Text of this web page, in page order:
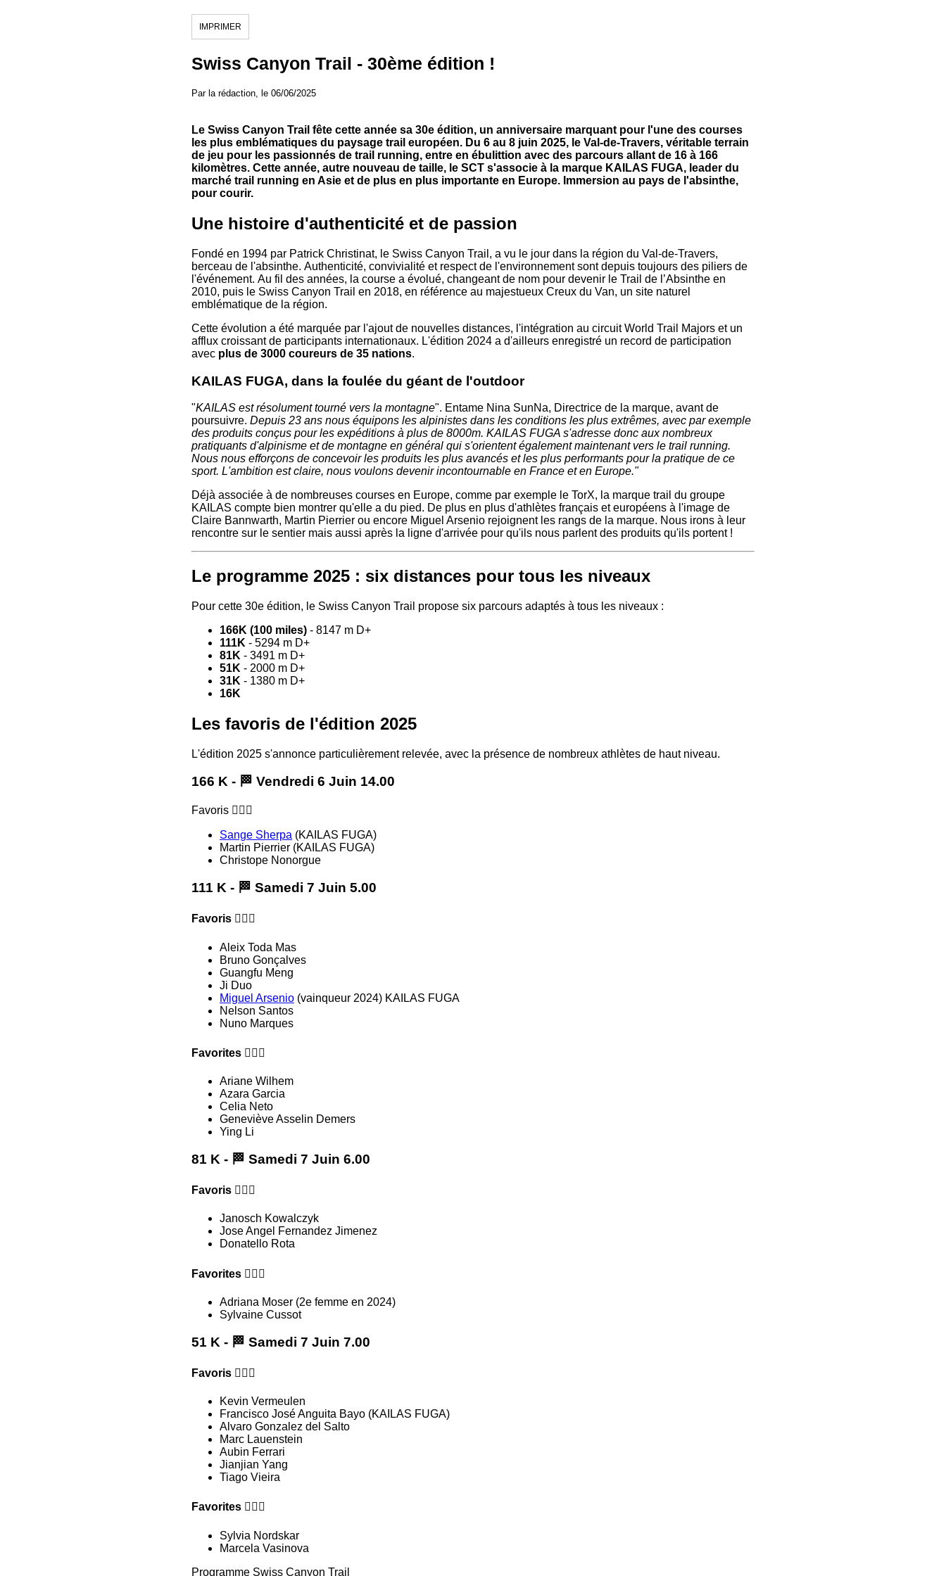
IMPRIMER
Swiss Canyon Trail - 30ème édition !
Par la rédaction, le 06/06/2025
Le Swiss Canyon Trail fête cette année sa 30e édition, un anniversaire marquant pour l'une des courses
les plus emblématiques du paysage trail européen. Du 6 au 8 juin 2025, le Val-de-Travers, véritable terrain
de jeu pour les passionnés de trail running, entre en ébulittion avec des parcours allant de 16 à 166
kilomètres. Cette année, autre nouveau de taille, le SCT s'associe à la marque KAILAS FUGA, leader du
marché trail running en Asie et de plus en plus importante en Europe. Immersion au pays de l'absinthe,
pour courir.
Une histoire d'authenticité et de passion
Fondé en 1994 par Patrick Christinat, le Swiss Canyon Trail, a vu le jour dans la région du Val-de-Travers,
berceau de l'absinthe. Authenticité, convivialité et respect de l'environnement sont depuis toujours des piliers de
l'événement. Au fil des années, la course a évolué, changeant de nom pour devenir le Trail de l’Absinthe en
2010, puis le Swiss Canyon Trail en 2018, en référence au majestueux Creux du Van, un site naturel
emblématique de la région.
Cette évolution a été marquée par l'ajout de nouvelles distances, l'intégration au circuit World Trail Majors et un
afflux croissant de participants internationaux. L'édition 2024 a d'ailleurs enregistré un record de participation
avec plus de 3000 coureurs de 35 nations.
KAILAS FUGA, dans la foulée du géant de l'outdoor
"KAILAS est résolument tourné vers la montagne". Entame Nina SunNa, Directrice de la marque, avant de
poursuivre. Depuis 23 ans nous équipons les alpinistes dans les conditions les plus extrêmes, avec par exemple
des produits conçus pour les expéditions à plus de 8000m. KAILAS FUGA s'adresse donc aux nombreux
pratiquants d'alpinisme et de montagne en général qui s'orientent également maintenant vers le trail running.
Nous nous efforçons de concevoir les produits les plus avancés et les plus performants pour la pratique de ce
sport. L'ambition est claire, nous voulons devenir incontournable en France et en Europe."
Déjà associée à de nombreuses courses en Europe, comme par exemple le TorX, la marque trail du groupe
KAILAS compte bien montrer qu'elle a du pied. De plus en plus d'athlètes français et européens à l'image de
Claire Bannwarth, Martin Pierrier ou encore Miguel Arsenio rejoignent les rangs de la marque. Nous irons à leur
rencontre sur le sentier mais aussi après la ligne d'arrivée pour qu'ils nous parlent des produits qu'ils portent !
Le programme 2025 : six distances pour tous les niveaux
Pour cette 30e édition, le Swiss Canyon Trail propose six parcours adaptés à tous les niveaux :
166K (100 miles) - 8147 m D+
111K - 5294 m D+
81K - 3491 m D+
51K - 2000 m D+
31K - 1380 m D+
16K
Les favoris de l'édition 2025
L'édition 2025 s'annonce particulièrement relevée, avec la présence de nombreux athlètes de haut niveau.
166 K - 🏁 Vendredi 6 Juin 14.00
Favoris 🏃🏻‍♂️
Sange Sherpa (KAILAS FUGA)
Martin Pierrier (KAILAS FUGA)
Christope Nonorgue
111 K - 🏁 Samedi 7 Juin 5.00
Favoris 🏃🏻‍♂️
Aleix Toda Mas
Bruno Gonçalves
Guangfu Meng
Ji Duo
Miguel Arsenio (vainqueur 2024) KAILAS FUGA
Nelson Santos
Nuno Marques
Favorites 🏃🏻‍♀️
Ariane Wilhem
Azara Garcia
Celia Neto
Geneviève Asselin Demers
Ying Li
81 K - 🏁 Samedi 7 Juin 6.00
Favoris 🏃🏻‍♂️
Janosch Kowalczyk
Jose Angel Fernandez Jimenez
Donatello Rota
Favorites 🏃🏻‍♀️
Adriana Moser (2e femme en 2024)
Sylvaine Cussot
51 K - 🏁 Samedi 7 Juin 7.00
Favoris 🏃🏻‍♂️
Kevin Vermeulen
Francisco José Anguita Bayo (KAILAS FUGA)
Alvaro Gonzalez del Salto
Marc Lauenstein
Aubin Ferrari
Jianjian Yang
Tiago Vieira
Favorites 🏃🏻‍♀️
Sylvia Nordskar
Marcela Vasinova
Programme Swiss Canyon Trail